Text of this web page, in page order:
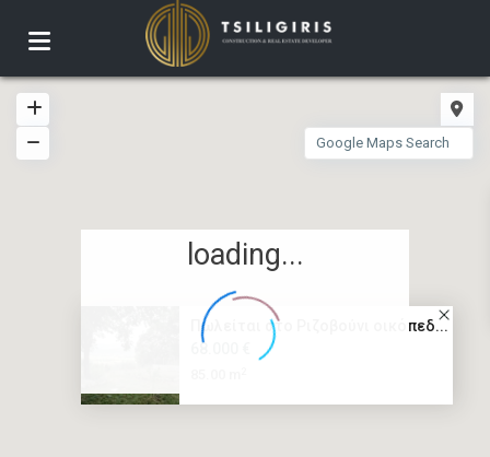
Πωλείται στο Ριζοβούνι οικόπεδ...
68.000 €
loading...